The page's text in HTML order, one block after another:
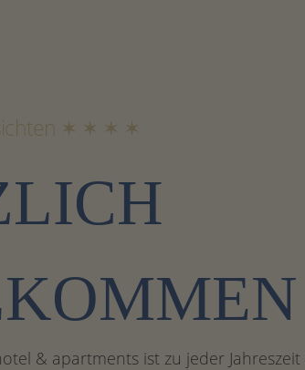
✶ ✶ ✶ ✶
& apartments ist zu jeder